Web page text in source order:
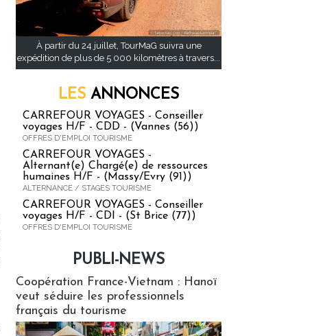
À partir du 24 juillet, TourMaG suivra une
expédition de plus de 5 000 kilomètres à travers...
LES ANNONCES
CARREFOUR VOYAGES - Conseiller
voyages H/F - CDD - (Vannes (56))
OFFRES D'EMPLOI TOURISME
CARREFOUR VOYAGES -
Alternant(e) Chargé(e) de ressources
humaines H/F - (Massy/Evry (91))
ALTERNANCE / STAGES TOURISME
CARREFOUR VOYAGES - Conseiller
voyages H/F - CDI - (St Brice (77))
OFFRES D'EMPLOI TOURISME
PUBLI-NEWS
Coopération France-Vietnam : Hanoï
veut séduire les professionnels
français du tourisme